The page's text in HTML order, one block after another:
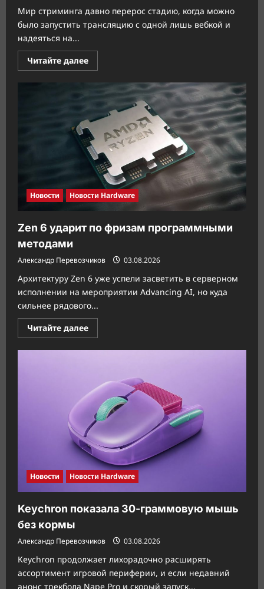
Мир стриминга давно перерос стадию, когда можно
было запустить трансляцию с одной лишь вебкой и
надеяться на...
Читайте далееПрочитать
больше
Razer
покупает
платформу
StreamElements
для
стримеров
Новости Новости Hardware
Zen 6 ударит по фризам программными
методами
Александр Перевозчиков 03.08.2026
Архитектуру Zen 6 уже успели засветить в серверном
исполнении на мероприятии Advancing AI, но куда
сильнее рядового...
Читайте далееПрочитать
больше
Zen
фризам
программными
методами
Новости Новости Hardware
Keychron показала 30-граммовую мышь
без кормы
Александр Перевозчиков 03.08.2026
Keychron продолжает лихорадочно расширять
ассортимент игровой периферии, и если недавний
анонс трекбола Nape Pro и скорый запуск...